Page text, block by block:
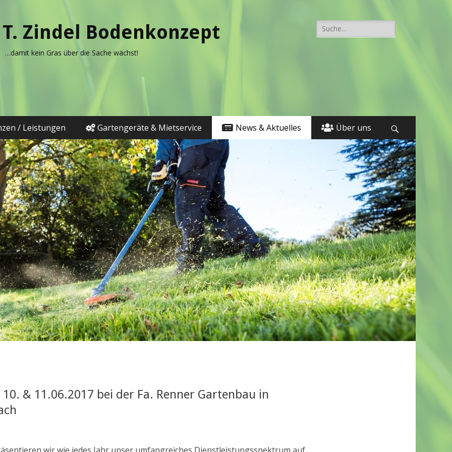
T. Zindel Bodenkonzept
…damit kein Gras über die Sache wächst!
Suche
nach:
/ Leistungen Gartengeräte & Mietservice News & Aktuelles Über uns
& 11.06.2017 bei der Fa. Renner Gartenbau in